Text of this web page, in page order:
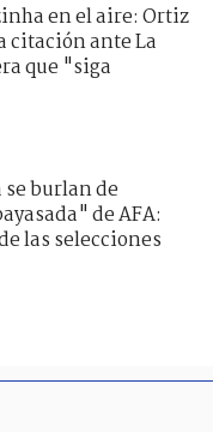
burlan de
de AFA:
las selecciones
en el aire: Ortiz
citación ante La
que "siga